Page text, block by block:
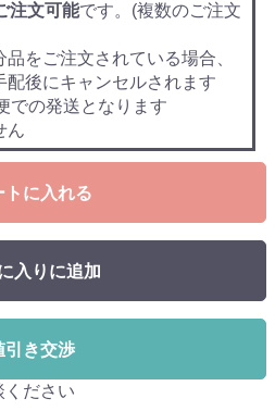
注文可能です。(複数のご注文
品をご注文されている場合、
後にキャンセルされます
での発送となります
ん
トに入れる
入りに追加
引き交渉
ください